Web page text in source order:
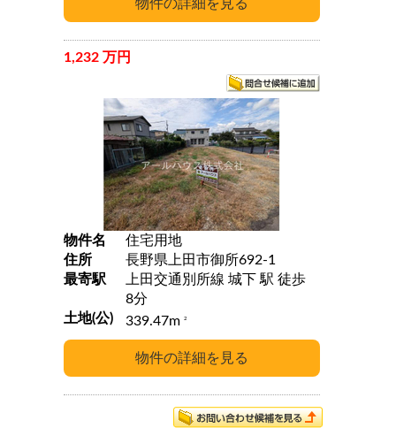
1,232 万円
物件名
住宅用地
住所
長野県上田市御所692-1
最寄駅
上田交通別所線 城下 駅 徒歩
8分
土地(公)
339.47m2